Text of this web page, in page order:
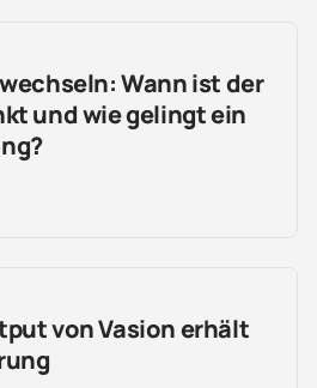
Wann ist der
und wie gelingt ein
von Vasion erhält